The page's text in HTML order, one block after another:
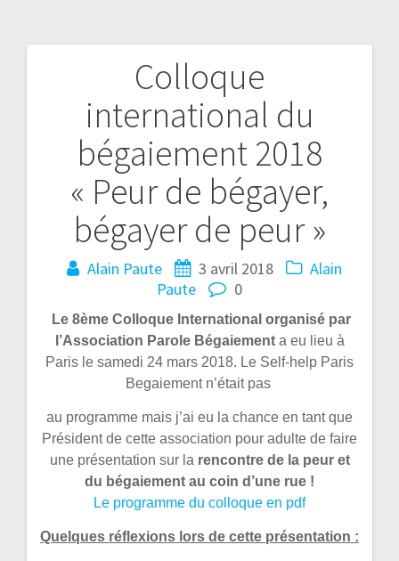
Colloque
international du
bégaiement 2018
« Peur de bégayer,
bégayer de peur »
Alain Paute 3 avril 2018
Alain
Paute
0
Le 8ème Colloque International organisé par
l’Association Parole Bégaiementa eu lieu à
Paris le samedi 24 mars 2018. Le Self-help Paris
Begaiement n’était pas
au programme mais j’ai eu la chance en tant que
Président de cette association pour adulte de faire
une présentation sur la rencontre de la peur et
du bégaiement au coin d’une rue !
Le programme du colloque en pdf
Quelques réflexions lors de cette présentation :
Navigation
l’article